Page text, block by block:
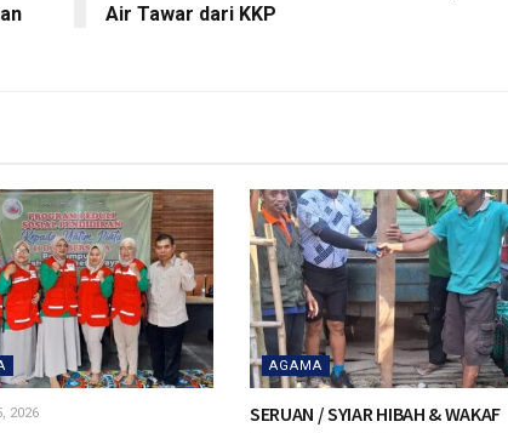
Air Tawar dari KKP
2026
AGAMA
SERUAN / SYIAR HIBAH & WAKAF